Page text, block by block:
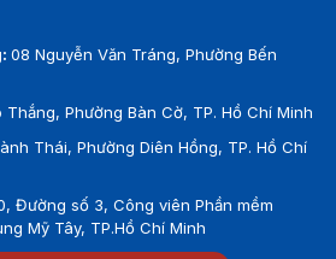
08 Nguyễn Văn Tráng, Phường Bến
Thắng, Phường Bàn Cờ, TP. Hồ Chí Minh
Thái, Phường Diên Hồng, TP. Hồ Chí
Đường số 3, Công viên Phần mềm
Mỹ Tây, TP.Hồ Chí Minh